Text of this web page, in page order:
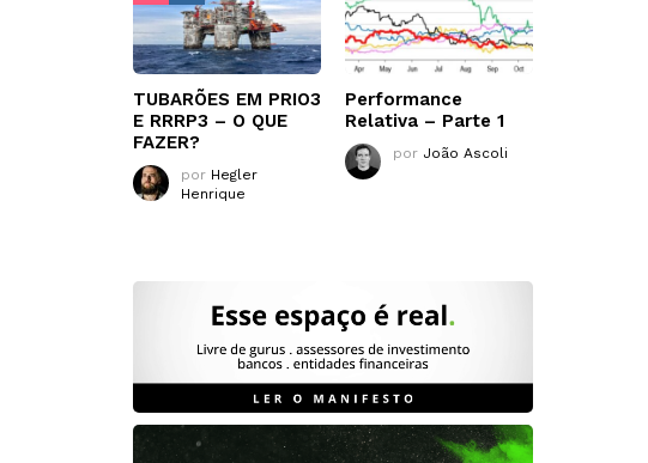
TUBARÕES EM PRIO3
E RRRP3 – O QUE
FAZER?
por Hegler
Henrique
Performance
Relativa – Parte 1
por João Ascoli